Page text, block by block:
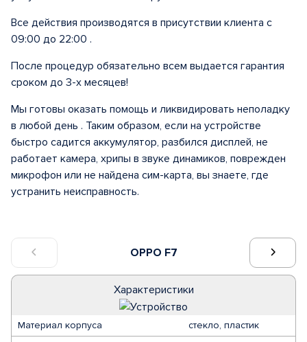
OPPO F7
Характеристики
Материал корпуса
стекло, пластик
Все действия производятся в присутствии клиента с
09:00 до 22:00 .
После процедур обязательно всем выдается гарантия
сроком до 3-х месяцев!
Мы готовы оказать помощь и ликвидировать неполадку
в любой день . Таким образом, если на устройстве
быстро садится аккумулятор, разбился дисплей, не
работает камера, хрипы в звуке динамиков, поврежден
микрофон или не найдена сим-карта, вы знаете, где
устранить неисправность.